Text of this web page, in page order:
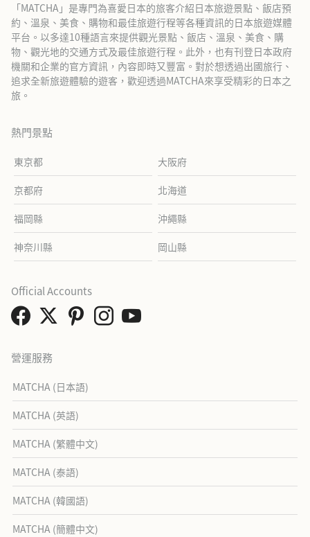
「MATCHA」是專門為喜愛日本的旅客介紹日本旅遊景點、飯店預
約、溫泉、美食、購物和最佳旅遊行程等各種資訊的日本旅遊媒體
平台。以多達10種語言來提供觀光景點、飯店、溫泉、美食、購
物、觀光地的交通方式及最佳旅遊行程。此外，也有刊登日本政府
機關和企業的官方資訊，內容即時又豐富。對於想透過出國旅行、
追求全新旅遊體驗的遊客，歡迎透過MATCHA來享受精彩的日本之
旅。
熱門景點
東京都 大阪府
京都府 北海道
福岡縣 沖繩縣
神奈川縣 岡山縣
營運服務
MATCHA (日本語)
MATCHA (英語)
MATCHA (繁體中文)
MATCHA (泰語)
MATCHA (韓國語)
MATCHA (簡體中文)
Official Accounts